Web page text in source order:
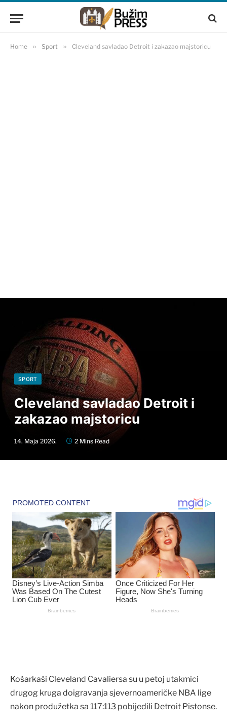
Home » Sport » Cleveland savladao Detroit i zakazao majstoricu
SPORT
Cleveland savladao Detroit i
zakazao majstoricu
14. Maja 2026. 2 Mins Read
Košarkaši Cleveland Cavaliersa su u petoj utakmici
drugog kruga doigravanja sjevernoameričke NBA lige
nakon produžetka sa 117:113 pobijedili Detroit Pistonse.